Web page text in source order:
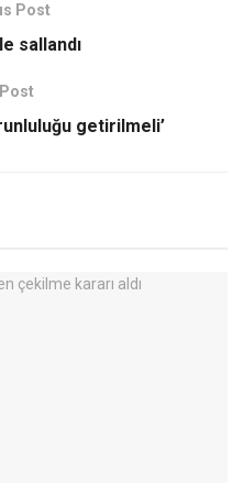
Post
sallandı
getirilmeli’